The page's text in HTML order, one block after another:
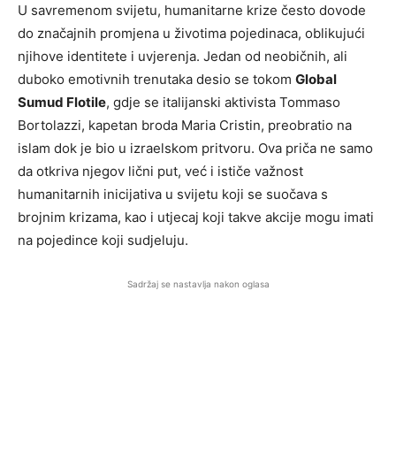
U savremenom svijetu, humanitarne krize često dovode
do značajnih promjena u životima pojedinaca, oblikujući
njihove identitete i uvjerenja. Jedan od neobičnih, ali
duboko emotivnih trenutaka desio se tokom Global
Sumud Flotile, gdje se italijanski aktivista Tommaso
Bortolazzi, kapetan broda Maria Cristin, preobratio na
islam dok je bio u izraelskom pritvoru. Ova priča ne samo
da otkriva njegov lični put, već i ističe važnost
humanitarnih inicijativa u svijetu koji se suočava s
brojnim krizama, kao i utjecaj koji takve akcije mogu imati
na pojedince koji sudjeluju.
Sadržaj se nastavlja nakon oglasa